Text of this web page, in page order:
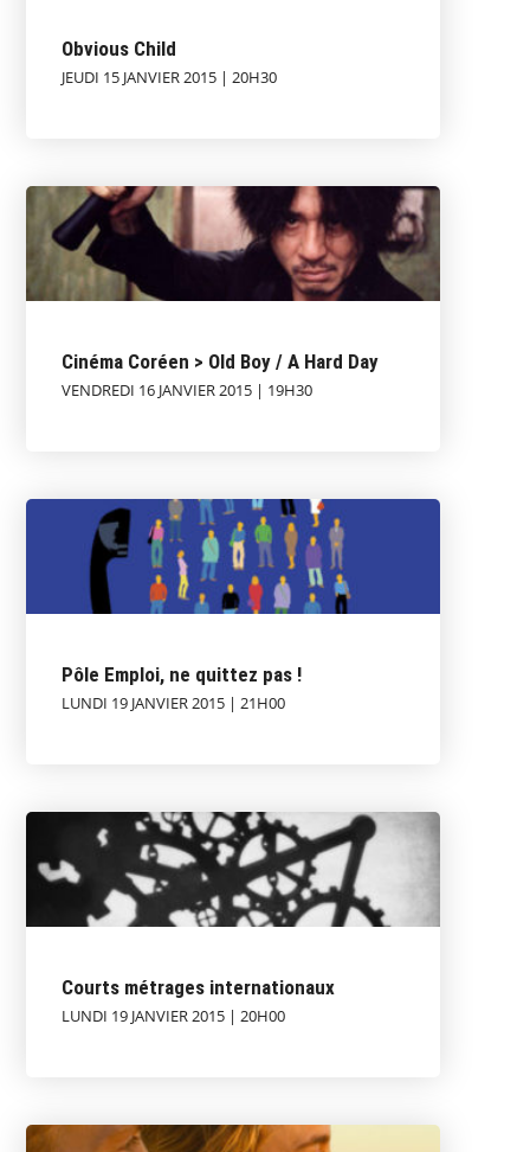
Obvious Child
JEUDI 15 JANVIER 2015 | 20H30
Cinéma Coréen > Old Boy / A Hard Day
VENDREDI 16 JANVIER 2015 | 19H30
Pôle Emploi, ne quittez pas !
LUNDI 19 JANVIER 2015 | 21H00
Courts métrages internationaux
LUNDI 19 JANVIER 2015 | 20H00